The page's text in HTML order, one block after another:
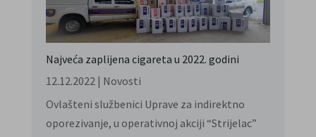
Najveća zaplijena cigareta u 2022. godini
12.12.2022 | Novosti
Ovlašteni službenici Uprave za indirektno
oporezivanje, u operativnoj akciji “Strijelac”